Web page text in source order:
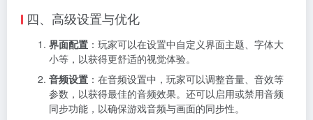
四、高级设置与优化
界面配置 ：玩家可以在设置中自定义界面主题、字体大
小等，以获得更舒适的视觉体验。
音频设置 ：在音频设置中，玩家可以调整音量、音效等
参数，以获得最佳的音频效果。还可以启用或禁用音频
同步功能，以确保游戏音频与画面的同步性。